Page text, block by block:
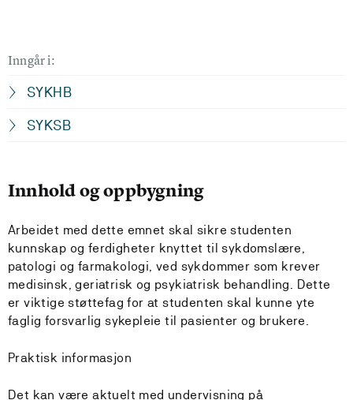
Inngår i:
SYKHB
SYKSB
Innhold og oppbygning
Arbeidet med dette emnet skal sikre studenten
kunnskap og ferdigheter knyttet til sykdomslære,
patologi og farmakologi, ved sykdommer som krever
medisinsk, geriatrisk og psykiatrisk behandling. Dette
er viktige støttefag for at studenten skal kunne yte
faglig forsvarlig sykepleie til pasienter og brukere.
Praktisk informasjon
Det kan være aktuelt med undervisning på